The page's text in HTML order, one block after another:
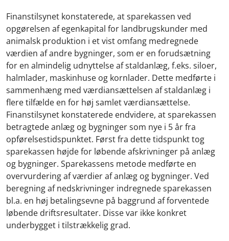
Finanstilsynet konstaterede, at sparekassen ved
opgørelsen af egenkapital for landbrugskunder med
animalsk produktion i et vist omfang medregnede
værdien af andre bygninger, som er en forudsætning
for en almindelig udnyttelse af staldanlæg, f.eks. siloer,
halmlader, maskinhuse og kornlader. Dette medførte i
sammenhæng med værdiansættelsen af staldanlæg i
flere tilfælde en for høj samlet værdiansættelse.
Finanstilsynet konstaterede endvidere, at sparekassen
betragtede anlæg og bygninger som nye i 5 år fra
opførelsestidspunktet. Først fra dette tidspunkt tog
sparekassen højde for løbende afskrivninger på anlæg
og bygninger. Sparekassens metode medførte en
overvurdering af værdier af anlæg og bygninger. Ved
beregning af nedskrivninger indregnede sparekassen
bl.a. en høj betalingsevne på baggrund af forventede
løbende driftsresultater. Disse var ikke konkret
underbygget i tilstrækkelig grad.